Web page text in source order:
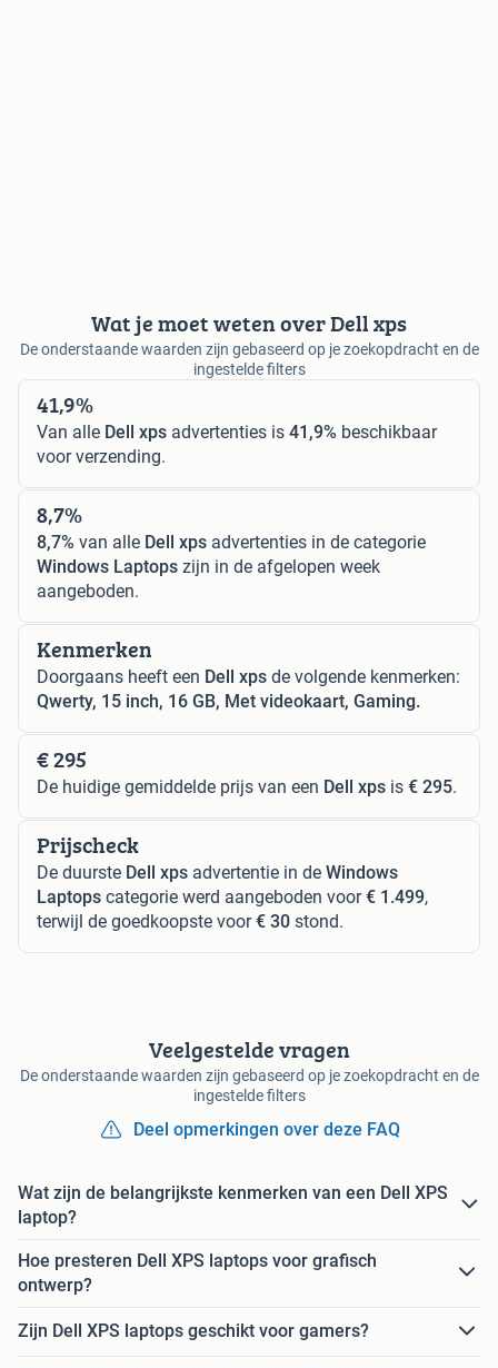
Wat je moet weten over Dell xps
De onderstaande waarden zijn gebaseerd op je zoekopdracht en de
ingestelde filters
41,9%
Van alle Dell xps advertenties is 41,9% beschikbaar
voor verzending.
8,7%
8,7% van alle Dell xps advertenties in de categorie
Windows Laptops zijn in de afgelopen week
aangeboden.
Kenmerken
Doorgaans heeft een Dell xps de volgende kenmerken:
Qwerty, 15 inch, 16 GB, Met videokaart, Gaming.
€ 295
De huidige gemiddelde prijs van een Dell xps is € 295.
Prijscheck
De duurste Dell xps advertentie in de Windows
Laptops categorie werd aangeboden voor€ 1.499,
terwijl de goedkoopste voor€ 30 stond.
Veelgestelde vragen
De onderstaande waarden zijn gebaseerd op je zoekopdracht en de
ingestelde filters
Deel opmerkingen over deze FAQ
Wat zijn de belangrijkste kenmerken van een Dell XPS
laptop?
Hoe presteren Dell XPS laptops voor grafisch
ontwerp?
Zijn Dell XPS laptops geschikt voor gamers?